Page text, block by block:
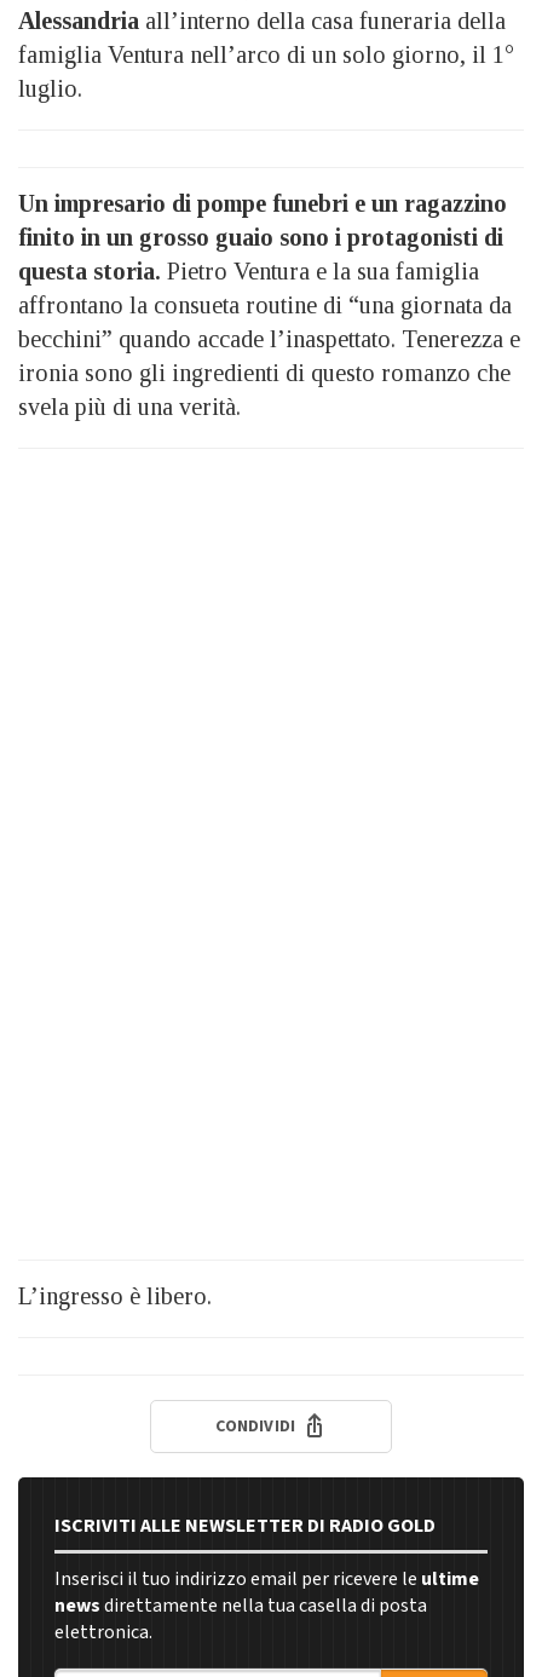
Alessandria all’interno della casa funeraria della
famiglia Ventura nell’arco di un solo giorno, il 1°
luglio.
Un impresario di pompe funebri e un ragazzino
finito in un grosso guaio sono i protagonisti di
questa storia. Pietro Ventura e la sua famiglia
affrontano la consueta routine di “una giornata da
becchini” quando accade l’inaspettato. Tenerezza e
ironia sono gli ingredienti di questo romanzo che
svela più di una verità.
L’ingresso è libero.
CONDIVIDI
ISCRIVITI ALLE NEWSLETTER DI RADIO GOLD
Inserisci il tuo indirizzo email per ricevere le ultime
newsdirettamente nella tua casella di posta
elettronica.